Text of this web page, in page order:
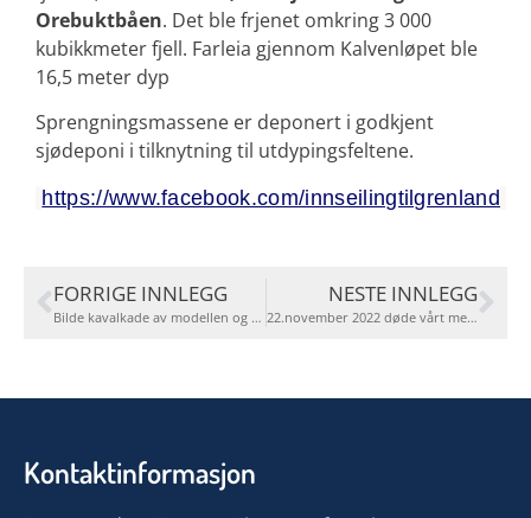
Orebuktbåen. Det ble frjenet omkring 3 000
kubikkmeter fjell. Farleia gjennom Kalvenløpet ble
16,5 meter dyp
Sprengningsmassene er deponert i godkjent
sjødeponi i tilknytning til utdypingsfeltene.
https://www.facebook.com/innseilingtilgrenland
FORRIGE INNLEGG
Bilde kavalkade av modellen og dåpen av Najaden Bilder: Per Flaathe og Gunder Tande Sandersen
NESTE INNLEGG
22.november 2022 døde vårt medlem Hjalmar Sigvart Berglund
Kontaktinformasjon